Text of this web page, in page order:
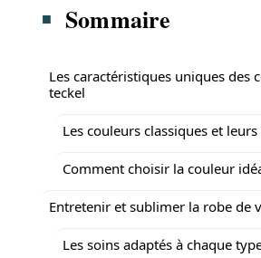
Sommaire
Les caractéristiques uniques des
teckel
Les couleurs classiques et
Comment choisir la couleur
Entretenir et sublimer la robe de
Les soins adaptés à chaque